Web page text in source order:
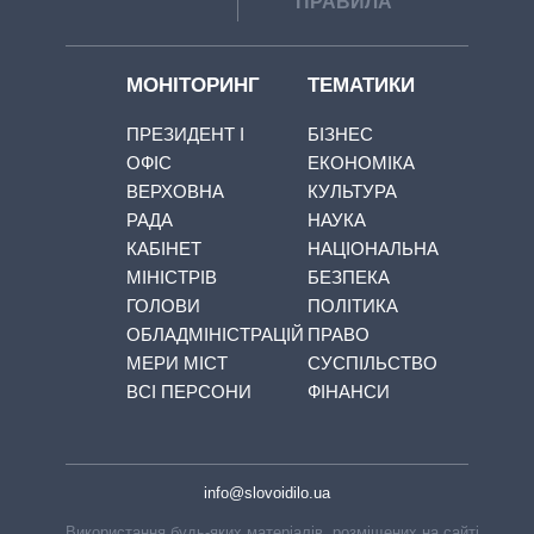
МОНІТОРИНГ
ПРЕЗИДЕНТ І
ОФІС
ВЕРХОВНА
РАДА
КАБІНЕТ
МІНІСТРІВ
ГОЛОВИ
ОБЛАДМІНІСТРАЦІЙ
МЕРИ МІСТ
ВСІ ПЕРСОНИ
ТЕМАТИКИ
БІЗНЕС
ЕКОНОМІКА
КУЛЬТУРА
НАУКА
НАЦІОНАЛЬНА
БЕЗПЕКА
ПОЛІТИКА
ПРАВО
СУСПІЛЬСТВО
ФІНАНСИ
info@slovoidilo.ua